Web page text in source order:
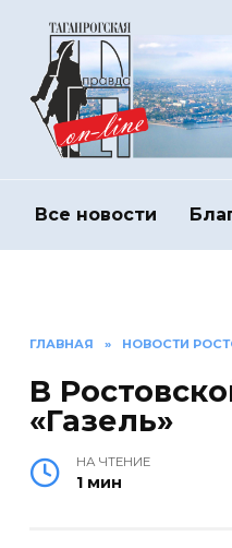
Все новости
ГЛАВНАЯ » НОВОСТИ
В
«Газель»
НА ЧТЕНИЕ
1 мин